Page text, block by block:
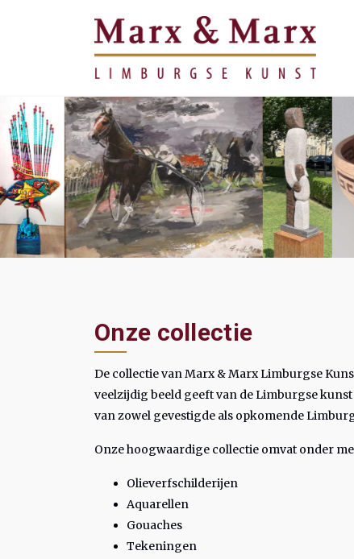
Onze collectie
De collectie van Marx & Marx Limburgse
veelzijdig beeld geeft van de Limburgse
van zowel gevestigde als opkomende
Onze hoogwaardige collectie omvat onder
Olieverfschilderijen
Aquarellen
Gouaches
Tekeningen